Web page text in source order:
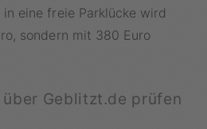
eine freie Parklücke wird
sondern mit 380 Euro
Geblitzt.de prüfen